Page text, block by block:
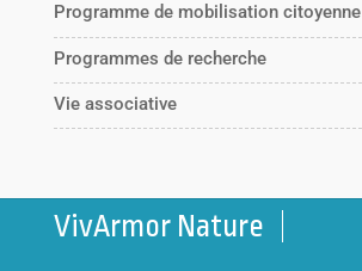
Programme de mobilisation citoyenne
Programmes de recherche
Vie associative
VivArmor Nature